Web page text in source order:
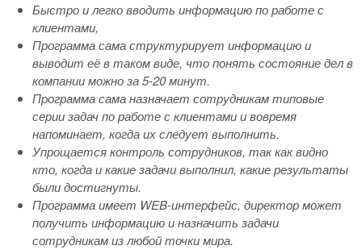
Быстро и легко вводить информацию по работе с
клиентами,
Программа сама структурирует информацию и
выводит её в таком виде, что понять состояние дел в
компании можно за 5-20 минут.
Программа сама назначает сотрудникам типовые
серии задач по работе с клиентами и вовремя
напоминает, когда их следует выполнить.
Упрощается контроль сотрудников, так как видно
кто, когда и какие задачи выполнил, какие результаты
были достигнуты.
Программа имеет WEB-интерфейс, директор может
получить информацию и назначить задачи
сотрудникам из любой точки мира.